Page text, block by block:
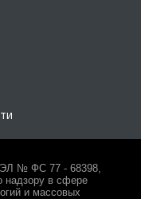
ЭЛ № ФС 77 - 68398,
надзору в сфере
и массовых